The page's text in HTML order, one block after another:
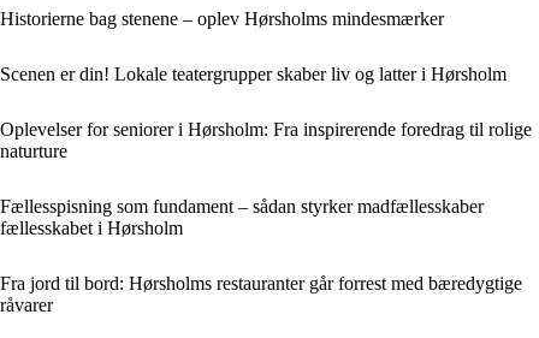
Historierne bag stenene – oplev Hørsholms mindesmærker
Scenen er din! Lokale teatergrupper skaber liv og latter i Hørsholm
Oplevelser for seniorer i Hørsholm: Fra inspirerende foredrag til rolige
naturture
Fællesspisning som fundament – sådan styrker madfællesskaber
fællesskabet i Hørsholm
Fra jord til bord: Hørsholms restauranter går forrest med bæredygtige
råvarer